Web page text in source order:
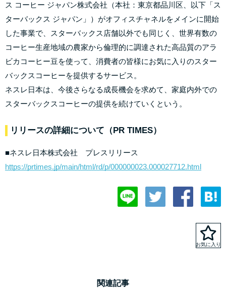
ス コーヒー ジャパン株式会社（本社：東京都品川区、以下「ス
ターバックス ジャパン」）がオフィスチャネルをメインに開始
した事業で、スターバックス店舗以外でも同じく、世界有数の
コーヒー生産地域の農家から倫理的に調達された高品質のアラ
ビカコーヒー豆を使って、消費者の皆様にお気に入りのスター
バックスコーヒーを提供するサービス。
ネスレ日本は、今後さらなる成長機会を求めて、家庭内外での
スターバックスコーヒーの提供を続けていくという。
リリースの詳細について（PR TIMES）
■ネスレ日本株式会社 プレスリリース
https://prtimes.jp/main/html/rd/p/000000023.000027712.html
関連記事